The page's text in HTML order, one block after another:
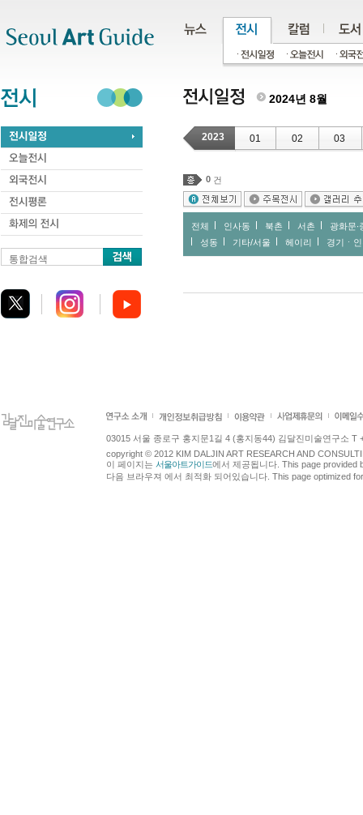
통합검색
2024년 8월
2023 01 02 03
0 건
전체 인사동 북촌 서촌
광화문∙
성동
기타/서울 헤이리 경기ㆍ
03015 서울 종로구 홍지문1길 4 (홍지동44) 김달진미술연구소 T
copyright © 2012 KIM DALJIN ART RESEARCH AND
이 페이지는 서울아트가이드에서 제공됩니다. This page provided
다음 브라우져 에서 최적화 되어있습니다. This page optimized